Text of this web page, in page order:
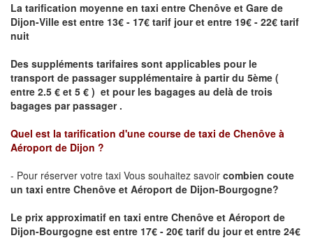
La tarification moyenne en taxi entre Chenôve et Gare de
Dijon-Ville est entre 13€ - 17€ tarif jour et entre 19€ - 22€ tarif
nuit
Des suppléments tarifaires sont applicables pour le
transport de passager supplémentaire à partir du 5ème (
entre 2.5 € et 5 € ) et pour les bagages au delà de trois
bagages par passager .
Quel est la tarification d'une course de taxi de Chenôve à
Aéroport de Dijon ?
- Pour réserver votre taxi Vous souhaitez savoir combien coute
un taxi entre Chenôve et Aéroport de Dijon-Bourgogne?
Le prix approximatif en taxi entre Chenôve et Aéroport de
Dijon-Bourgogne est entre 17€ - 20€ tarif du jour et entre 24€